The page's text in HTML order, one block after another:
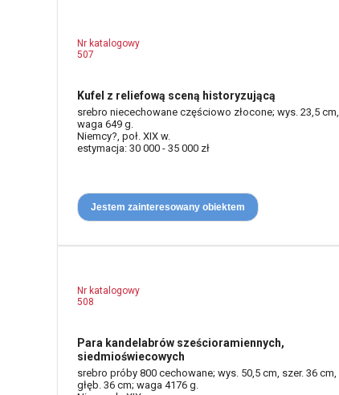
Nr katalogowy
507
Kufel z reliefową sceną historyzującą
srebro niecechowane częściowo złocone; wys. 23,5 cm,
waga 649 g.
Niemcy?, poł. XIX w.
estymacja: 30 000 - 35 000 zł
Jestem zainteresowany obiektem
Nr katalogowy
508
Para kandelabrów sześcioramiennych,
siedmioświecowych
srebro próby 800 cechowane; wys. 50,5 cm, szer. 36 cm,
głęb. 36 cm; waga 4176 g.